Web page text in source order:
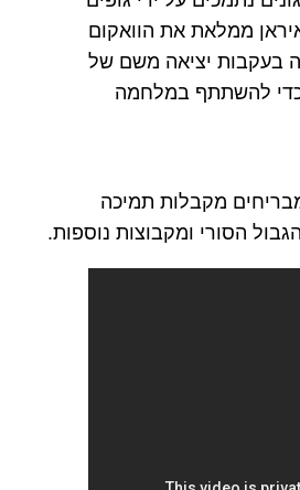
איראן ממלאת את הוואקום
בעקבות יציאה משם של
כדי להשתתף במלחמה
מקבלות תמיכה
הסורי ומקבוצות נוספות.